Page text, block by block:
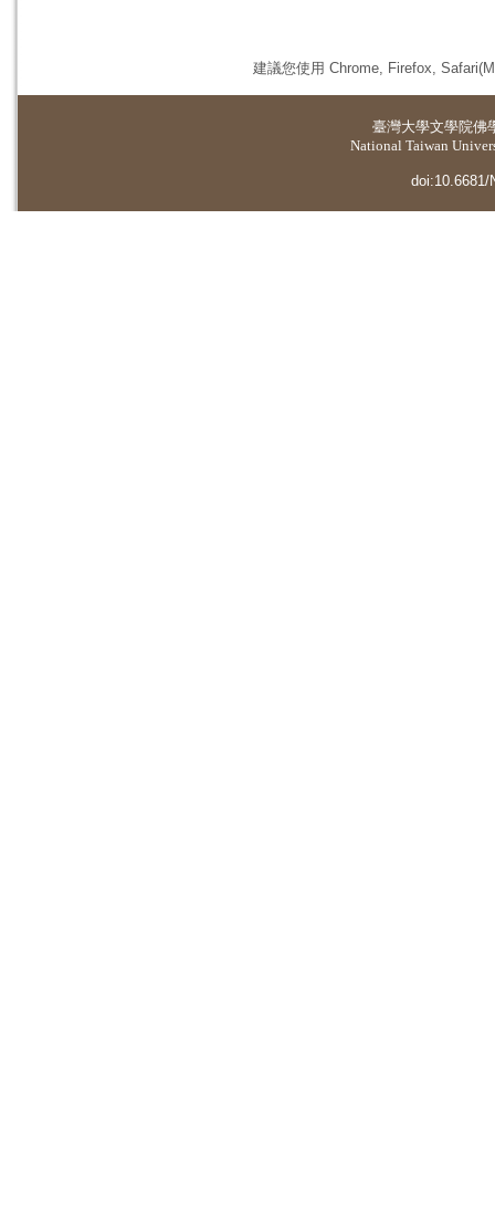
建議您使用 Chrome, Firefox,
臺灣大學文學院佛
National Taiwan
doi:10.6681/